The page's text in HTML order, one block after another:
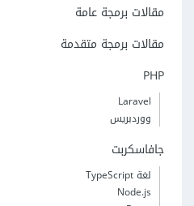
مقالات برمجة عامة
مقالات برمجة متقدمة
PHP
Laravel
ووردبريس
جافاسكربت
لغة TypeScript
Node.js